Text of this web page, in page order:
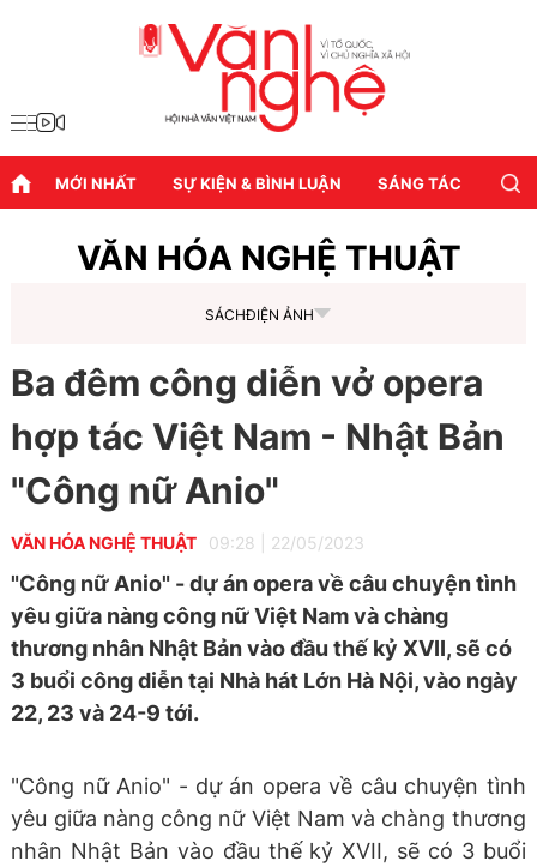
MỚI NHẤT SỰ KIỆN & BÌNH LUẬN SÁNG TÁC
VĂN HÓA NGHỆ THUẬT
SÁCHĐIỆN ẢNH
Ba đêm công diễn vở opera
hợp tác Việt Nam - Nhật Bản
"Công nữ Anio"
VĂN HÓA NGHỆ THUẬT 09:28 22/05/2023
"Công nữ Anio" - dự án opera về câu chuyện tình
yêu giữa nàng công nữ Việt Nam và chàng
thương nhân Nhật Bản vào đầu thế kỷ XVII, sẽ có
3 buổi công diễn tại Nhà hát Lớn Hà Nội, vào ngày
22, 23 và 24-9 tới.
"Công nữ Anio" - dự án opera về câu chuyện tình
yêu giữa nàng công nữ Việt Nam và chàng thương
nhân Nhật Bản vào đầu thế kỷ XVII, sẽ có 3 buổi